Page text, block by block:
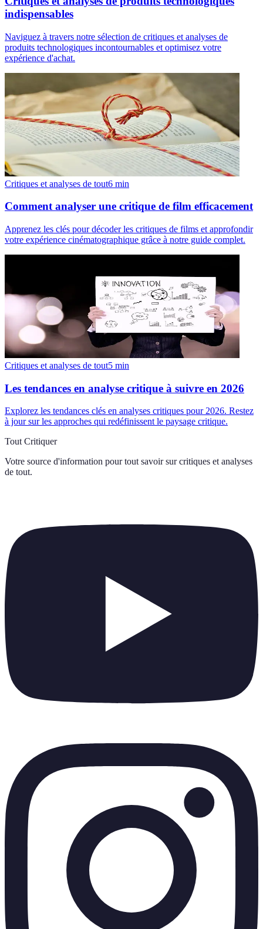
indispensables
Naviguez à travers notre sélection de critiques et analyses de
produits technologiques incontournables et optimisez votre
expérience d'achat.
Critiques et analyses de tout6 min
Comment analyser une critique de film efficacement
Apprenez les clés pour décoder les critiques de films et approfondir
votre expérience cinématographique grâce à notre guide complet.
Critiques et analyses de tout5 min
Les tendances en analyse critique à suivre en 2026
Explorez les tendances clés en analyses critiques pour 2026. Restez
à jour sur les approches qui redéfinissent le paysage critique.
Tout Critiquer
Votre source d'information pour tout savoir sur critiques et analyses
de tout.